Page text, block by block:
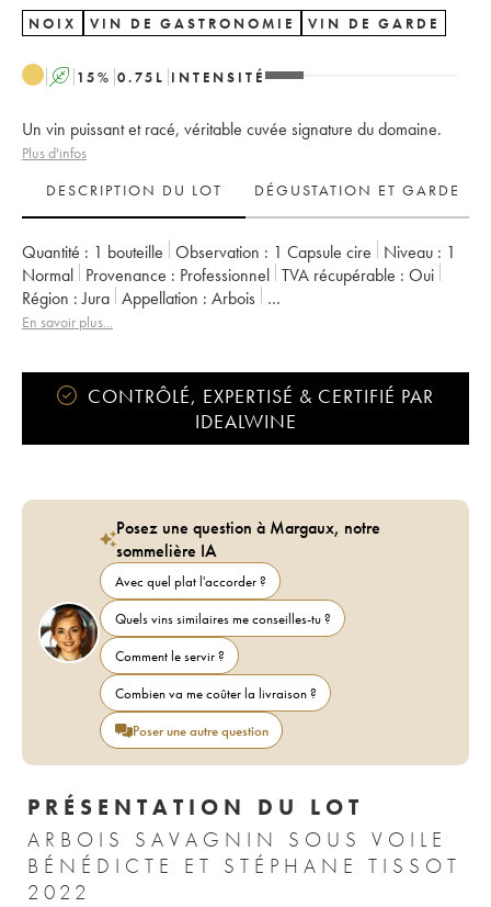
NOIX VIN DE GASTRONOMIE VIN DE GARDE
A 15% 0.75 L INTENSITÉ
Un vin puissant et racé, véritable cuvée signature du domaine.
Plus d'infos
DESCRIPTION DU LOT
DÉGUSTATION ET GARDE
Quantité : 1 bouteille Observation : 1 Capsule cire Niveau : 1
Normal
Provenance : professionnel TVA récupérable :
oui
Région : Jura Appellation :
Arbois
Propriétaire :
En savoir plus...
CONTRÔLÉ, EXPERTISÉ & CERTIFIÉ PAR
IDEALWINE
Posez une question à Margaux, notre
sommelière IA
Avec quel plat l'accorder ?
Quels vins similaires me conseilles-tu ?
Comment le servir ?
Combien va me coûter la livraison ?
Poser une autre question
PRÉSENTATION DU LOT
ARBOIS SAVAGNIN SOUS VOILE
BÉNÉDICTE ET STÉPHANE TISSOT
2022